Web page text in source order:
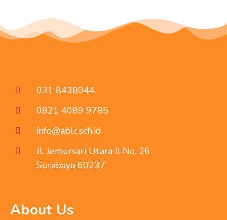
031 8438044
0821 4089 9785
info@ablc.sch.id
Jl. Jemursari Utara II No. 26
Surabaya 60237
About Us